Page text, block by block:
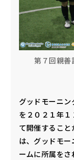
第７回親
グッドモーニ
を２０２１年
て開催するこ
は、グッドモ
ームに所属を